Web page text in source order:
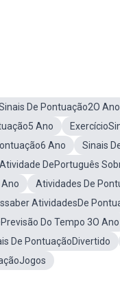
De Pontuação2O Ano
Ano
Ano Sinais
Atividade DePortuguês
Atividades De
AtividadesDe
Do Tempo 3O Ano
De PontuaçãoDivertido